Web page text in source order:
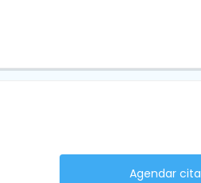
Agendar cita